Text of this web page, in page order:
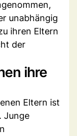
unabhängig
ihren Eltern
der
ihre
Eltern ist
Junge